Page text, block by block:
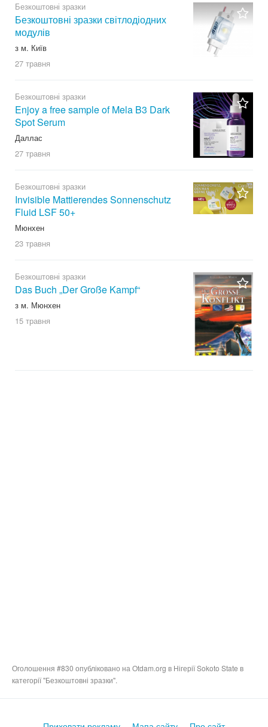
Безкоштовні зразки
Безкоштовні зразки світлодіодних
модулів
з м. Київ
27 травня
Безкоштовні зразки
Enjoy a free sample of Mela B3 Dark
Spot Serum
Даллас
27 травня
Безкоштовні зразки
Invisible Mattierendes Sonnenschutz
Fluid LSF 50+
Мюнхен
23 травня
Безкоштовні зразки
Das Buch „Der Große Kampf“
з м. Мюнхен
15 травня
Оголошення #830 опубліковано на Otdam.org в Нігерії Sokoto State в
категорії "Безкоштовні зразки".